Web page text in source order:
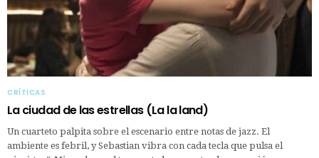
CRÍTICAS
La ciudad de las estrellas (La la land)
Un cuarteto palpita sobre el escenario entre notas de jazz. El
ambiente es febril, y Sebastian vibra con cada tecla que pulsa el